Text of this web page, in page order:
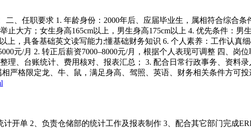
二、任职要求 1. 年龄身份：2000年后、应届毕业生，属相符合综合
止大方；女生身高165cm以上，男生身高175cm以上 4. 优先条件：
上，具备基础英文读写能力;懂基础财务知识 6. 个人素养：工作认真
元/月 2. 转正后薪资7000–8000元/月，根据个人表现可调整 四、岗
理、台账统计、费用核对、报表汇总； 3. 配合日常行政事务、资料
严格限定龙、牛、鼠，满足身高、驾照、英语、财务相关条件方可
开单 2、负责仓储部的统计工作及报表制作 3、配合其它部门完成